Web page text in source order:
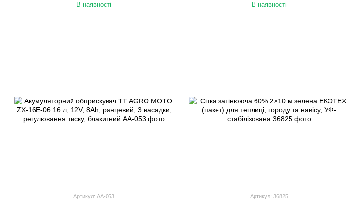
В наявності В наявності
Артикул: AA-053 Артикул: 36825